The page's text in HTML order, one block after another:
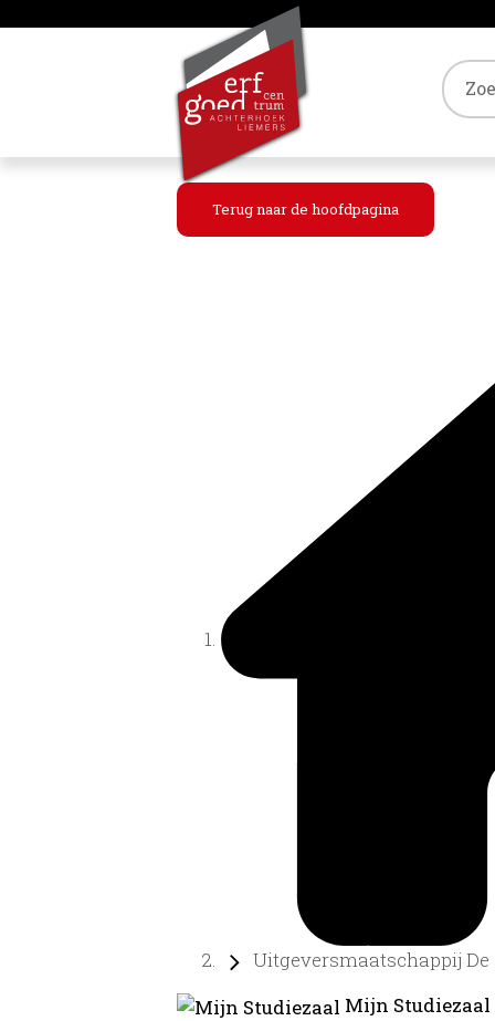
Terug naar de hoofdpagina
Uitgeversmaatschappij De
Mijn